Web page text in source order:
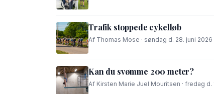
Trafik stoppede cykelløb
Af Thomas Mose · søndag d. 28. juni 2026
Kan du svømme 200 meter?
Af Kirsten Marie Juel Mouritsen · fredag d.